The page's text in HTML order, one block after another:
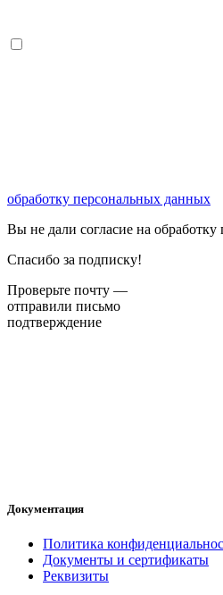
обработку персональных данных
Вы не дали согласие на
Спасибо за подписку!
Проверьте почту —
отправили письмо
подтверждение
Документация
Политика
Документы и сертификаты
Реквизиты